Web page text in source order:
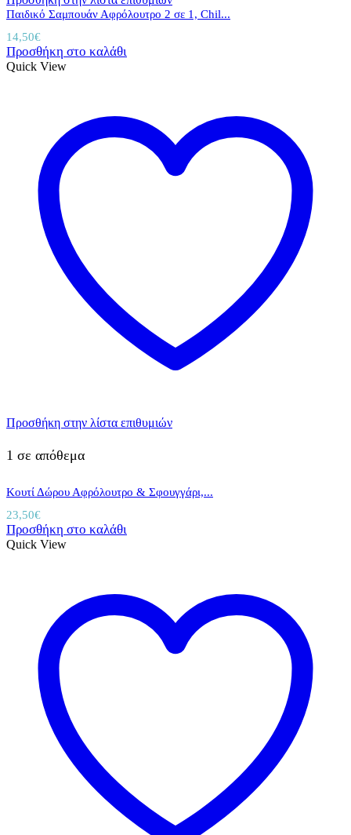
Παιδικό Σαμπουάν Αφρόλουτρο 2 σε 1, Chil...
14,50€
Προσθήκη στο καλάθι
Quick View
Προσθήκη στην λίστα επιθυμιών
1 σε απόθεμα
Κουτί Δώρου Αφρόλουτρο & Σφουγγάρι,...
23,50€
Προσθήκη στο καλάθι
Quick View